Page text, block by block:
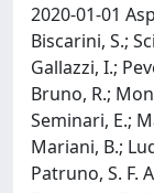
2020-01-01
Biscarini, S.;
Gallazzi, I.;
Bruno, R.;
Seminari, E.;
Mariani, B.;
Patruno, S. F.